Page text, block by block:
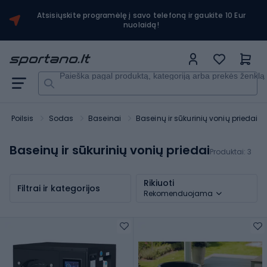
Atsisiųskite programėlę į savo telefoną ir gaukite 10 Eur
nuolaidą!
Paieška pagal produktą, kategoriją arba prekės ženklą
Poilsis Sodas Baseinai Baseinų ir sūkurinių vonių priedai
Baseinų ir sūkurinių vonių priedaiProduktai: 3
Filtrai ir kategorijos Rikiuoti
Rekomenduojama